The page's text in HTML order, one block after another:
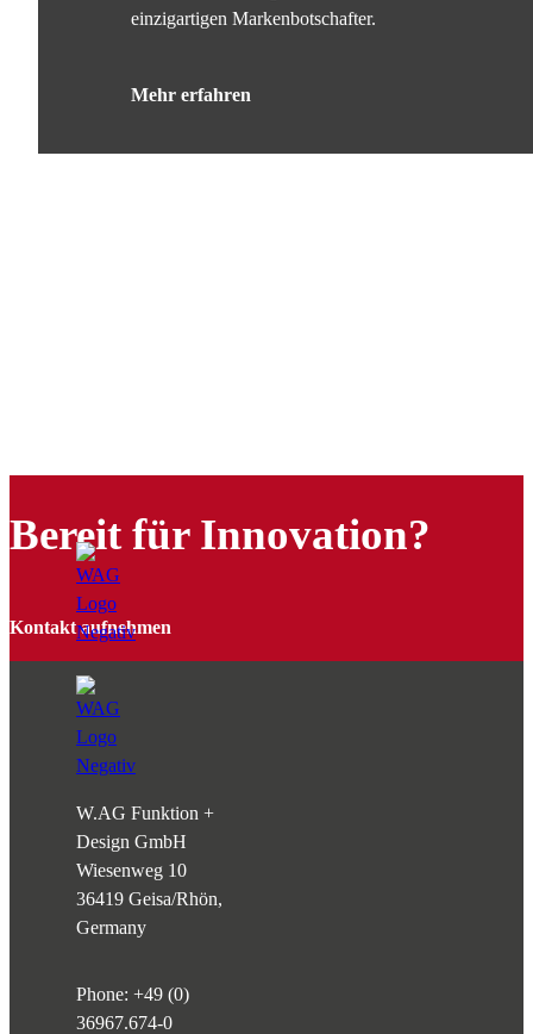
einzigartigen Markenbotschafter.
Mehr erfahren
Bereit für Innovation?
Kontakt aufnehmen
W.AG Funktion +
Design GmbH
Wiesenweg 10
36419 Geisa/Rhön,
Germany
Phone: +49 (0)
36967.674-0